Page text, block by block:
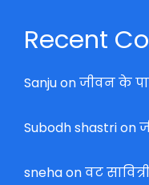
Recent
Sanjuonजीवन के
Subodh shastrion
snehaonवट